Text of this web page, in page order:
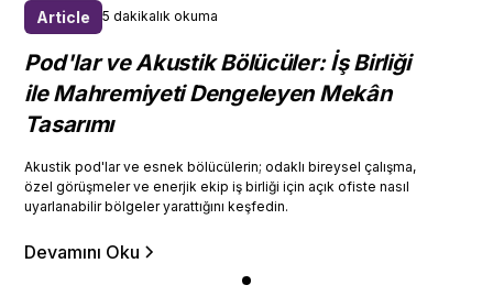
Article 5 dakikalık okuma
Pod'lar ve Akustik Bölücüler: İş Birliği
ile Mahremiyeti Dengeleyen Mekân
Tasarımı
Akustik pod'lar ve esnek bölücülerin; odaklı bireysel çalışma,
özel görüşmeler ve enerjik ekip iş birliği için açık ofiste nasıl
uyarlanabilir bölgeler yarattığını keşfedin.
Devamını Oku